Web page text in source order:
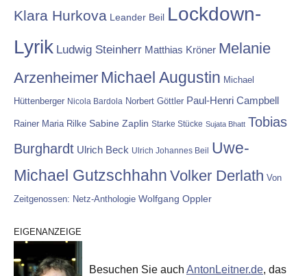
Klara Hurkova Leander Beil Lockdown-
Lyrik Ludwig Steinherr Matthias Kröner Melanie
Arzenheimer Michael Augustin Michael
Hüttenberger Nicola Bardola Norbert Göttler Paul-Henri Campbell
Rainer Maria Rilke Sabine Zaplin Starke Stücke Sujata Bhatt Tobias
Burghardt Ulrich Beck Ulrich Johannes Beil
Uwe-
Michael Gutzschhahn Volker Derlath Von
Zeitgenossen: Netz-Anthologie Wolfgang Oppler
EIGENANZEIGE
Besuchen Sie auch AntonLeitner.de, das